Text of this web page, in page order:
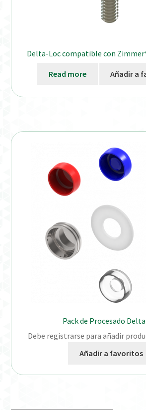
Delta-Loc compatible con
Read more Añadir a
Pack de Procesado
Debe registrarse para añadir
Añadir a favoritos